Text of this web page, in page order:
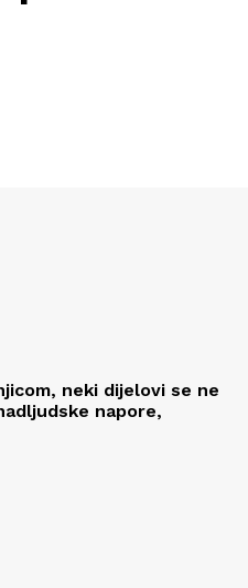
neki dijelovi se ne
napore,